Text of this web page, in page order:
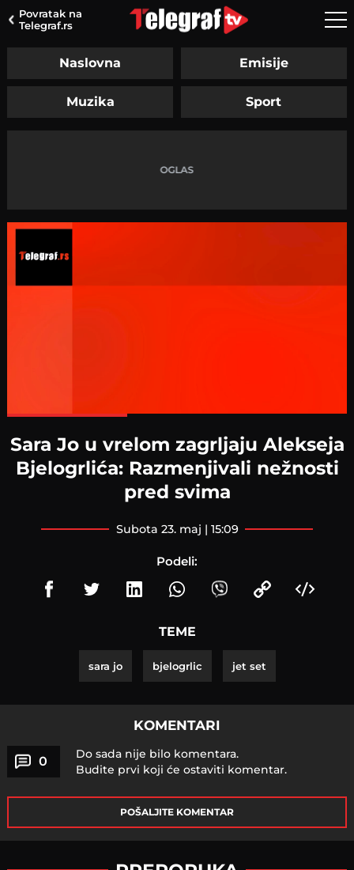
Povratak na
Telegraf.rs
Naslovna Emisije
Muzika Sport
Sara Jo u vrelom zagrljaju Alekseja
Bjelogrlića: Razmenjivali nežnosti
pred svima
subota 23. maj | 15:09
Podeli:
TEME
sara jo bjelogrlic jet set
KOMENTARI
0
Do sada nije bilo komentara.
Budite prvi koji će ostaviti komentar.
POŠALJITE KOMENTAR